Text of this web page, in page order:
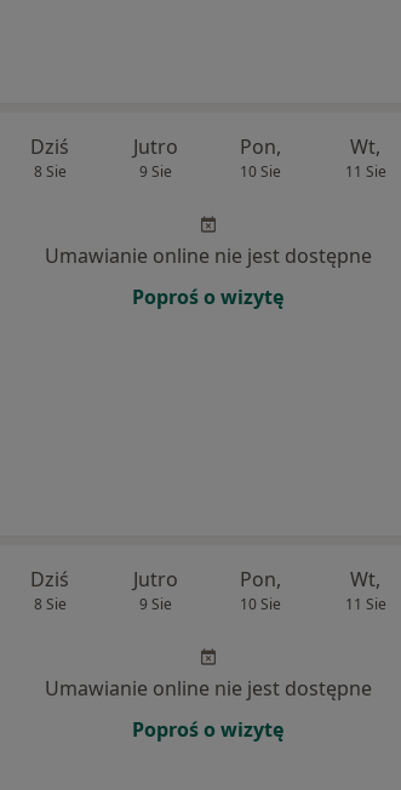
Dziś
8 Sie
Jutro
9 Sie
Pon,
10 Sie
Wt,
11 Sie
Umawianie online nie jest dostępne
Poproś o wizytę
Dziś
8 Sie
Jutro
9 Sie
Pon,
10 Sie
Wt,
11 Sie
Umawianie online nie jest dostępne
Poproś o wizytę